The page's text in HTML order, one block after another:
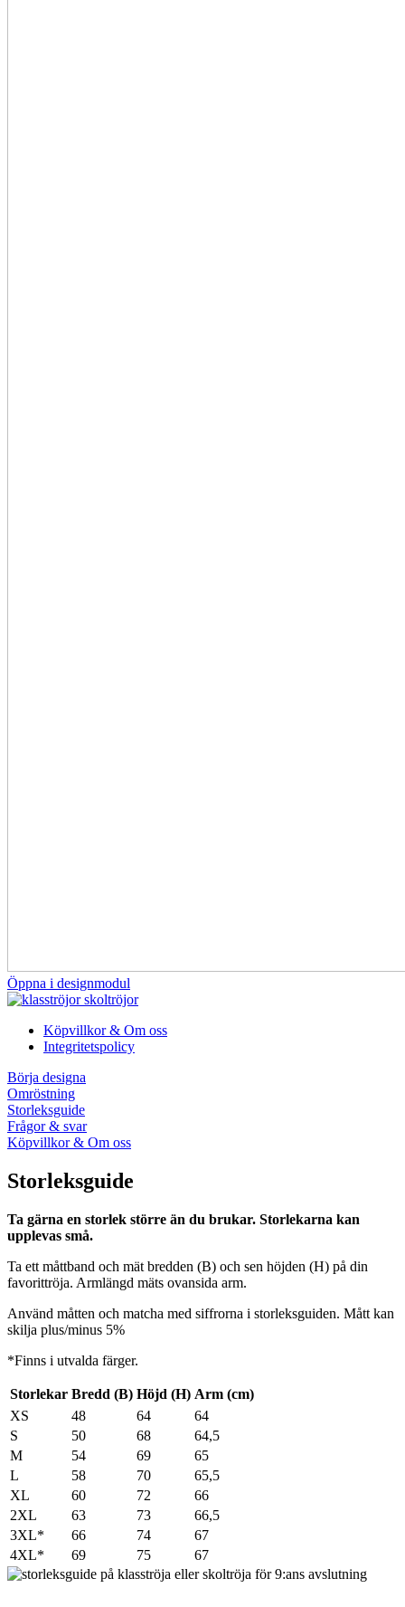
Öppna i designmodul
Köpvillkor & Om oss
Integritetspolicy
Börja designa
Omröstning
Storleksguide
Frågor & svar
Köpvillkor & Om oss
Storleksguide
Ta gärna en storlek större än du brukar. Storlekarna kan
upplevas små.
Ta ett måttband och mät bredden (B) och sen höjden (H) på din
favorittröja. Armlängd mäts ovansida arm.
Använd måtten och matcha med siffrorna i storleksguiden. Mått kan
skilja plus/minus 5%
*Finns i utvalda färger.
Storlekar Bredd (B) Höjd (H) Arm (cm)
XS
48 64
64
S
50 68
64,5
M
54 69
65
L
58 70
65,5
XL
60 72
66
2XL
63 73
66,5
3XL*
66 74
67
4XL*
69 75 67